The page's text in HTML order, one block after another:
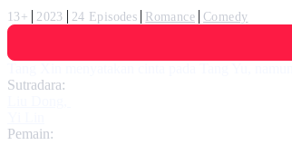
13+ 2023 24 Episodes Romance
Comedy
Sutradara:
Pemain: